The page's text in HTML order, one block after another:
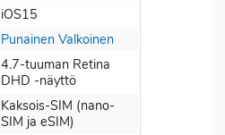
iOS15
Punainen Valkoinen
4.7-tuuman Retina
DHD -näyttö
Kaksois-SIM (nano-
SIM ja eSIM)